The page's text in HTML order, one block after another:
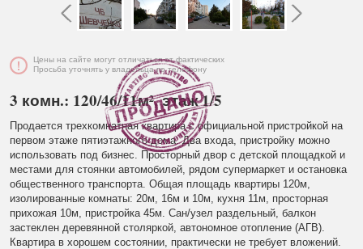
Цены на сайте могут отличаться от фактических
Просьба уточнять у владельца по телефону
3 комн.: 120/46/11м², этаж 1/5
Продается трехкомнатная квартира с официальной пристройкой на
первом этаже пятиэтажного дома. Два входа, пристройку можно
использовать под бизнес. Просторный двор с детской площадкой и
местами для стоянки автомобилей, рядом супермаркет и остановка
общественного транспорта. Общая площадь квартиры 120м,
изолированные комнаты: 20м, 16м и 10м, кухня 11м, просторная
прихожая 10м, пристройка 45м. Сан/узел раздельный, балкон
застеклен деревянной столяркой, автономное отопление (АГВ).
Квартира в хорошем состоянии, практически не требует вложений.